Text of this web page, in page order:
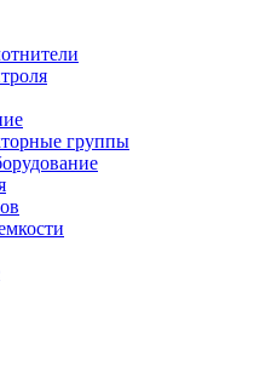
группы